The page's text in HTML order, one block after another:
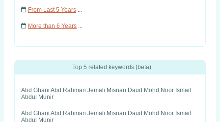
From Last 5 Years ...
More than 6 Years ...
Top 5 related keywords (beta)
Abd Ghani Abd Rahman Jemali Misnan Daud Mohd Noor Ismail
Abdul Munir
Abd Ghani Abd Rahman Jemali Misnan Daud Mohd Noor Ismail
Abdul Munir